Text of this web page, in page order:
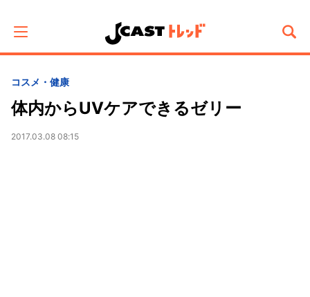
コスメ・健康
体内からUVケアできるゼリー
2017.03.08 08:15